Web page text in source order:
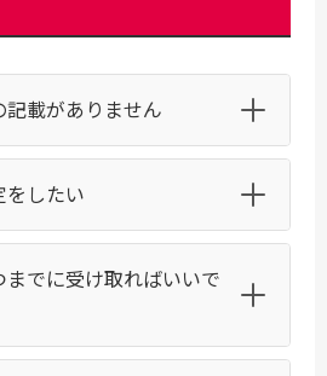
記載がありません
をしたい
までに受け取ればいいで